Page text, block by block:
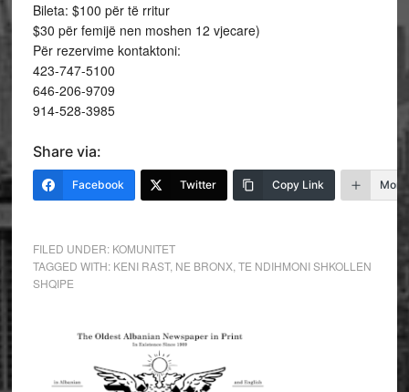
Bileta: $100 për të rritur
$30 për femijë nen moshen 12 vjecare)
Për rezervime kontaktoni:
423-747-5100
646-206-9709
914-528-3985
Share via:
Facebook Twitter Copy Link More
FILED UNDER: KOMUNITET
TAGGED WITH: KENI RAST, NE BRONX, TE NDIHMONI SHKOLLEN
SHQIPE